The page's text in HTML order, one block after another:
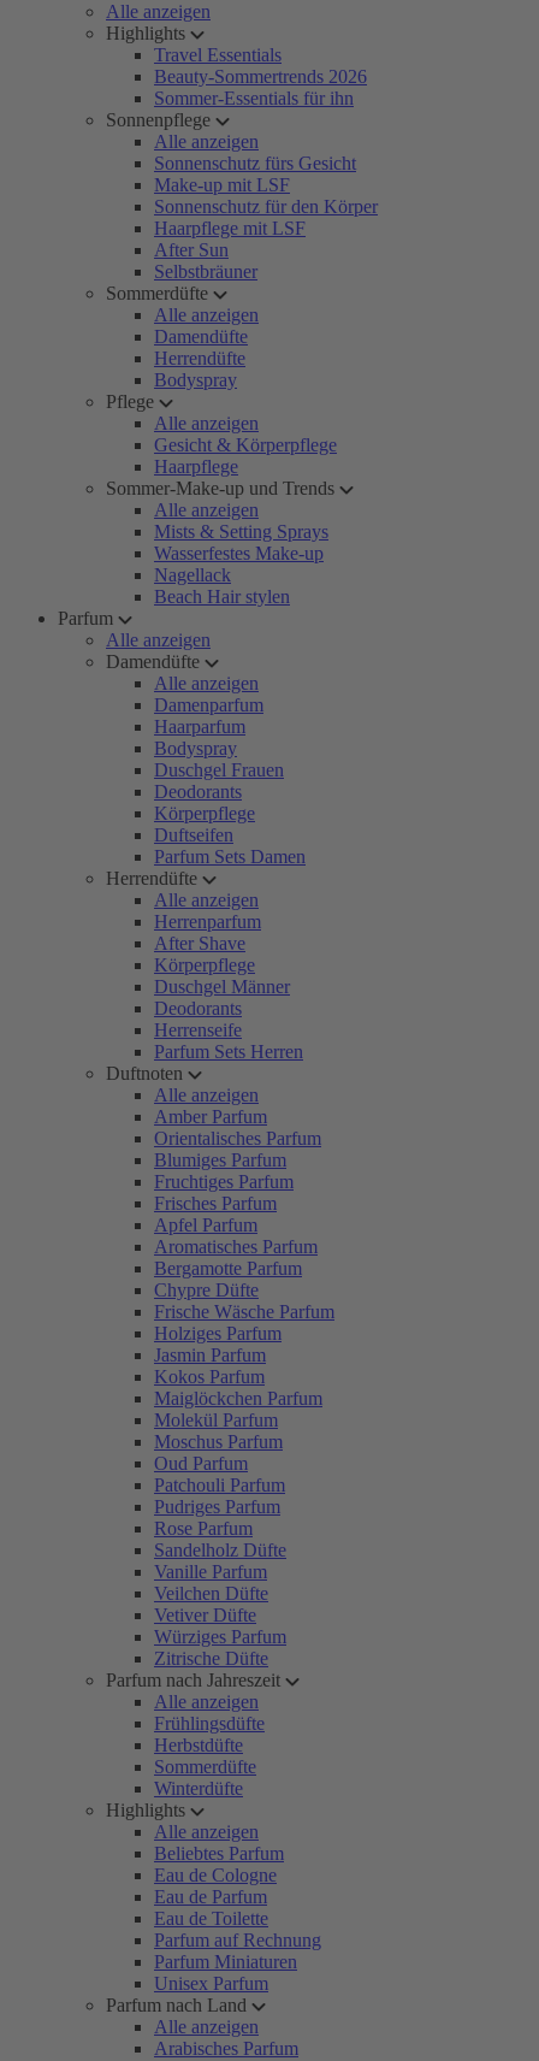
Alle anzeigen
Highlights
Travel Essentials
Beauty-Sommertrends 2026
Sommer-Essentials für ihn
Sonnenpflege
Alle anzeigen
Sonnenschutz fürs Gesicht
Make-up mit LSF
Sonnenschutz für den Körper
Haarpflege mit LSF
After Sun
Selbstbräuner
Sommerdüfte
Alle anzeigen
Damendüfte
Herrendüfte
Bodyspray
Pflege
Alle anzeigen
Gesicht & Körperpflege
Haarpflege
Sommer-Make-up und Trends
Alle anzeigen
Mists & Setting Sprays
Wasserfestes Make-up
Nagellack
Beach Hair stylen
Parfum
Alle anzeigen
Damendüfte
Alle anzeigen
Damenparfum
Haarparfum
Bodyspray
Duschgel Frauen
Deodorants
Körperpflege
Duftseifen
Parfum Sets Damen
Herrendüfte
Alle anzeigen
Herrenparfum
After Shave
Körperpflege
Duschgel Männer
Deodorants
Herrenseife
Parfum Sets Herren
Duftnoten
Alle anzeigen
Amber Parfum
Orientalisches Parfum
Blumiges Parfum
Fruchtiges Parfum
Frisches Parfum
Apfel Parfum
Aromatisches Parfum
Bergamotte Parfum
Chypre Düfte
Frische Wäsche Parfum
Holziges Parfum
Jasmin Parfum
Kokos Parfum
Maiglöckchen Parfum
Molekül Parfum
Moschus Parfum
Oud Parfum
Patchouli Parfum
Pudriges Parfum
Rose Parfum
Sandelholz Düfte
Vanille Parfum
Veilchen Düfte
Vetiver Düfte
Würziges Parfum
Zitrische Düfte
Parfum nach Jahreszeit
Alle anzeigen
Frühlingsdüfte
Herbstdüfte
Sommerdüfte
Winterdüfte
Highlights
Alle anzeigen
Beliebtes Parfum
Eau de Cologne
Eau de Parfum
Eau de Toilette
Parfum auf Rechnung
Parfum Miniaturen
Unisex Parfum
Parfum nach Land
Alle anzeigen
Arabisches Parfum